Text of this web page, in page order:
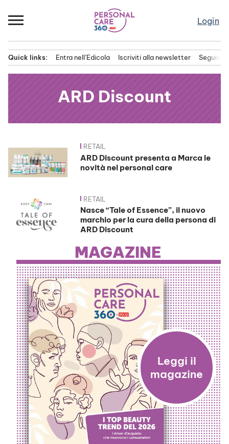
al
Login
principale
Quick links: Entra nell’Edicola Iscriviti alla newsletter Seguici
ARD Discount
News RETAIL
ARD Discount presenta a Marca le
novità nel personal care
RETAIL
Nasce “Tale of Essence”, il nuovo
marchio per la cura della persona di
ARD Discount
MAGAZINE